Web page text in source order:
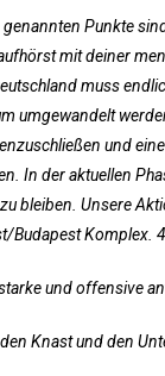
genannten Punkte
mit deiner
muss
umgewandelt
und
In der aktuellen
bleiben. Unsere
Budapest Komplex.
und offensive
Knast und den